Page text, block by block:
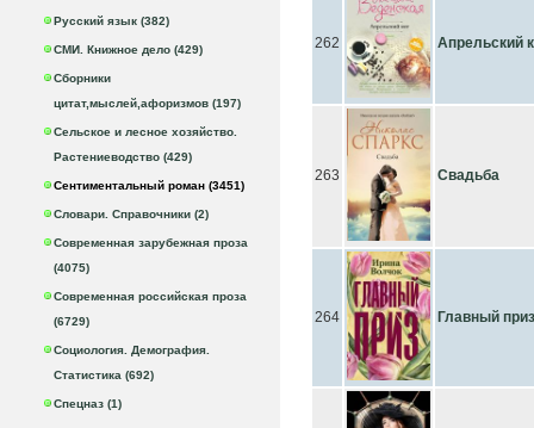
Русский язык (382)
СМИ. Книжное дело (429)
Сборники
цитат,мыслей,афоризмов (197)
Сельское и лесное хозяйство.
Растениеводство (429)
Сентиментальный роман (3451)
Словари. Справочники (2)
Современная зарубежная проза
(4075)
Современная российская проза
(6729)
Социология. Демография.
Статистика (692)
Спецназ (1)
262 Апрельский
263 Свадьба
264 Главный приз